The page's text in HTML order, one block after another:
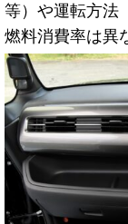
等）や運転方法
燃料消費率は異